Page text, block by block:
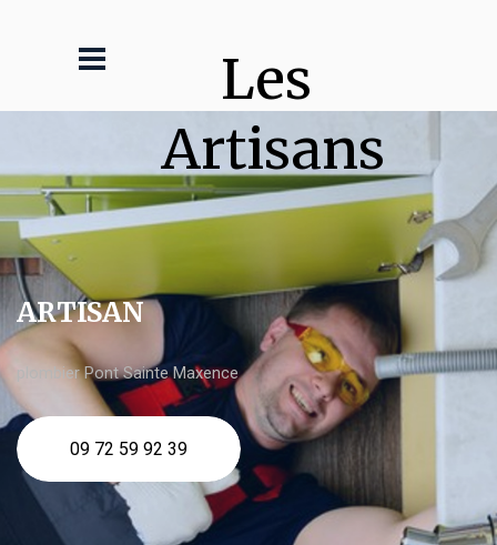
Les
Artisans
ARTISAN
plombier Pont Sainte Maxence
09 72 59 92 39